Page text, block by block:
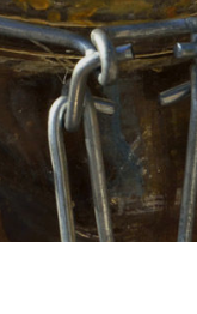
da